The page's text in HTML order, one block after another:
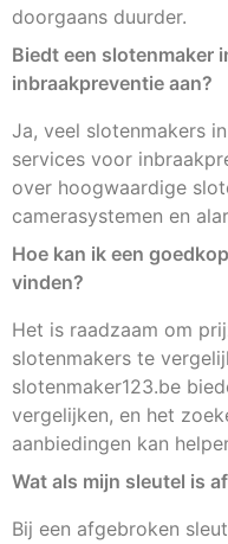
doorgaans duurder.
Biedt een slotenmaker
inbraakpreventie aan?
Ja, veel slotenmakers
services voor
over hoogwaardige
camerasystemen en
Hoe kan ik een
vinden?
Het is raadzaam om
slotenmakers te
slotenmaker123.be
vergelijken, en het
aanbiedingen kan
Wat als mijn sleutel is
Bij een afgebroken